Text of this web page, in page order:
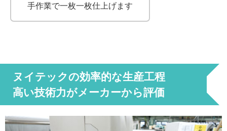
手作業で一枚一枚仕上げます
ヌイテックの効率的な生産工程
高い技術力がメーカーから評価